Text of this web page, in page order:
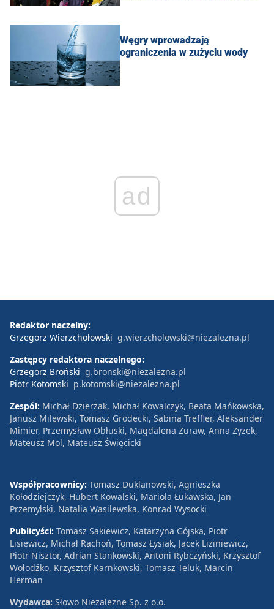
Węgry wprowadzają
ograniczenia w zużyciu wody
ad
Redaktor naczelny:
Grzegorz Wierzchołowski g.wierzcholowski@niezalezna.pl
Zastępcy redaktora naczelnego:
Grzegorz Broński g.bronski@niezalezna.pl
Piotr Kotomski p.kotomski@niezalezna.pl
Zespół: Michał Dzierżak, Michał Kowalczyk, Beata Mańkowska,
Janusz Milewski, Tomasz Grodecki, Sabina Treffler, Aleksander
Mimier, Przemysław Obłuski, Magdalena Żuraw, Anna Zyzek,
Mateusz Mol, Mateusz Święcicki
Współpracownicy: Tomasz Duklanowski, Agnieszka
Kołodziejczyk, Hubert Kowalski, Mariola Łukawska, Jan
Przemyłski, Natalia Wasilewska, Konrad Wysocki
Publicyści: Tomasz Sakiewicz, Katarzyna Gójska, Piotr
Lisiewicz, Michał Rachoń, Tomasz Łysiak, Jacek Liziniewicz,
Piotr Nisztor, Adrian Stankowski, Antoni Rybczyński, Krzysztof
Wołodźko, Krzysztof Karnkowski, Tomasz Teluk, Marcin
Herman
Wydawca: Słowo Niezależne Sp. z o.o.